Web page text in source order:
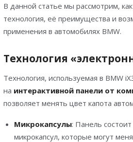
В данной статье мы рассмотрим,
технология, её преимущества и
применения в автомобилях BMW.
Технология
Технология, используемая в BMW
на интерактивной панели от
позволяет менять цвет капота
Микрокапсулы: Панель
микрокапсул, которые могут